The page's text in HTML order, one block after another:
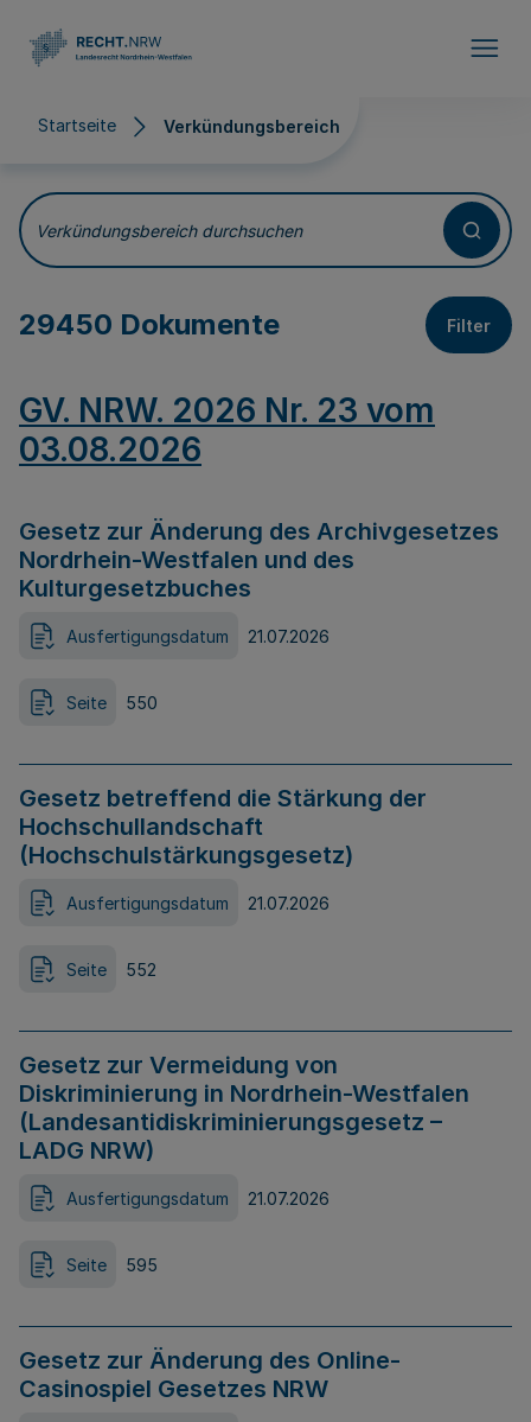
Startseite Verkündungsbereich
Verkündungsbereich
Verkündungsbereich durchsuchen
29450 Dokumente Filter
GV. NRW. 2026 Nr. 23 vom
03.08.2026
Gesetz zur Änderung des Archivgesetzes
Nordrhein-Westfalen und des
Kulturgesetzbuches
Ausfertigungsdatum 21.07.2026
Seite 550
Gesetz betreffend die Stärkung der
Hochschullandschaft
(Hochschulstärkungsgesetz)
Ausfertigungsdatum 21.07.2026
Seite 552
Gesetz zur Vermeidung von
Diskriminierung in Nordrhein-Westfalen
(Landesantidiskriminierungsgesetz –
LADG NRW)
Ausfertigungsdatum 21.07.2026
Seite 595
Gesetz zur Änderung des Online-
Casinospiel Gesetzes NRW